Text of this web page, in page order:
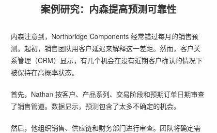
案例研究：内森提高预测可靠性
内森注意到，Northbridge Components 经常错过每月的销售预
测。起初，销售团队用客户延迟来解释这一差距。然而，客户关
系管理（CRM）显示，有几个机会在没有近期客户确认的情况下
被保持在高概率状态。
首先，Nathan 按客户、产品系列、交易阶段和预期订单日期审查
了销售管道。数据显示，预测包含了太多不确定的机会。
然后，他组织销售、供应链和财务部门进行审查。团队将确定需